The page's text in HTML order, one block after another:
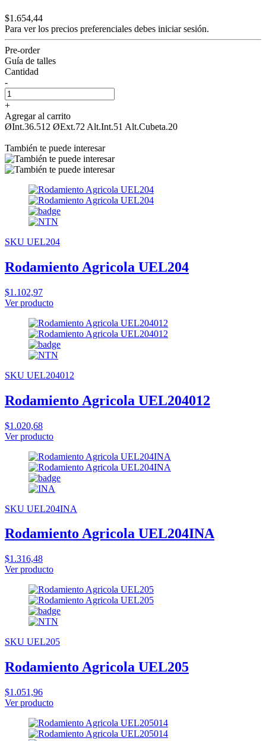
$1.654,44
Para ver los precios preferenciales debes iniciar sesión.
Pre-order
Guía de talles
Cantidad
-
+
Agregar al carrito
ØInt.36.512 ØExt.72 Alt.Int.51 Alt.Cubeta.20
También te puede interesar
SKU UEL204
Rodamiento Agricola UEL204
$1.102,97
Ver producto
SKU UEL204012
Rodamiento Agricola UEL204012
$1.020,68
Ver producto
SKU UEL204INA
Rodamiento Agricola UEL204INA
$1.316,48
Ver producto
SKU UEL205
Rodamiento Agricola UEL205
$1.051,96
Ver producto